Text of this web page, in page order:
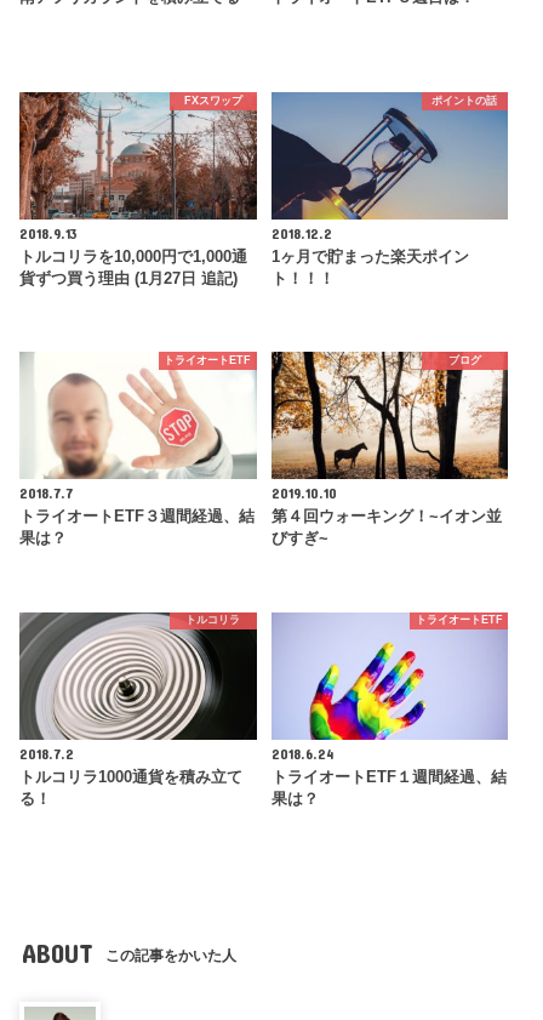
FXスワップ
2018.9.13
トルコリラを10,000円で1,000通
貨ずつ買う理由 (1月27日 追記)
ポイントの話
2018.12.2
1ヶ月で貯まった楽天ポイン
ト！！！
トライオートETF
2018.7.7
トライオートETF３週間経過、結
果は？
ブログ
2019.10.10
第４回ウォーキング！~イオン並
びすぎ~
トルコリラ
2018.7.2
トルコリラ1000通貨を積み立て
る！
トライオートETF
2018.6.24
トライオートETF１週間経過、結
果は？
ABOUT この記事をかいた人